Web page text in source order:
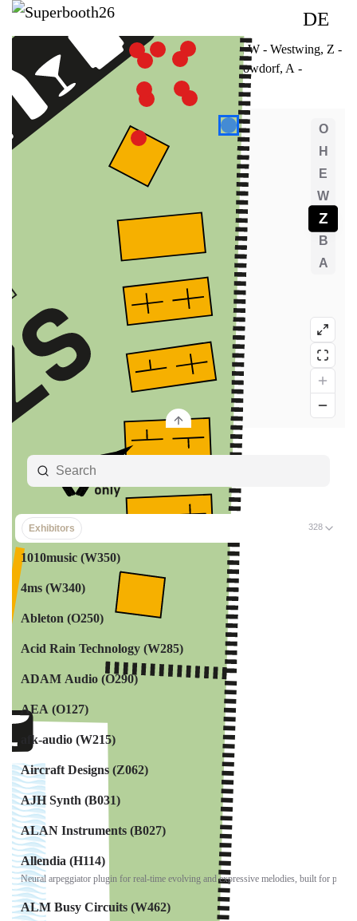
DE
- Top level - High ground, E- Ground, W - Westwing, Z -
Zeltwald (ZW) & Zeltstadt (ZS), B - Bungalowdorf, A -
Außenbereich